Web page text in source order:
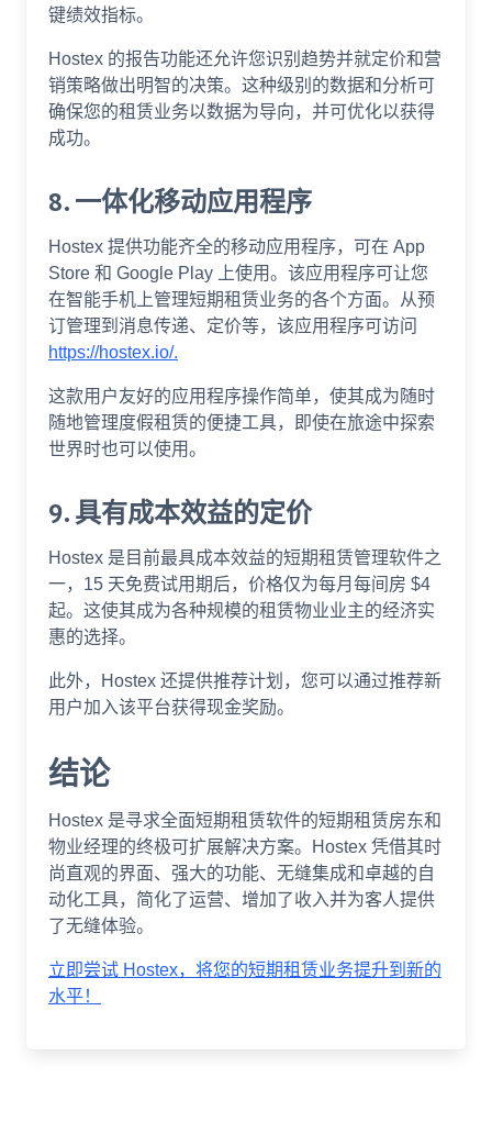
键绩效指标。
Hostex 的报告功能还允许您识别趋势并就定价和营
销策略做出明智的决策。这种级别的数据和分析可
确保您的租赁业务以数据为导向，并可优化以获得
成功。
8. 一体化移动应用程序
Hostex 提供功能齐全的移动应用程序，可在 App
Store 和 Google Play 上使用。该应用程序可让您
在智能手机上管理短期租赁业务的各个方面。从预
订管理到消息传递、定价等，该应用程序可访问
https://hostex.io/.
这款用户友好的应用程序操作简单，使其成为随时
随地管理度假租赁的便捷工具，即使在旅途中探索
世界时也可以使用。
9. 具有成本效益的定价
Hostex 是目前最具成本效益的短期租赁管理软件之
一，15 天免费试用期后，价格仅为每月每间房 $4
起。这使其成为各种规模的租赁物业业主的经济实
惠的选择。
此外，Hostex 还提供推荐计划，您可以通过推荐新
用户加入该平台获得现金奖励。
结论
Hostex 是寻求全面短期租赁软件的短期租赁房东和
物业经理的终极可扩展解决方案。Hostex 凭借其时
尚直观的界面、强大的功能、无缝集成和卓越的自
动化工具，简化了运营、增加了收入并为客人提供
了无缝体验。
立即尝试 Hostex，将您的短期租赁业务提升到新的
水平！